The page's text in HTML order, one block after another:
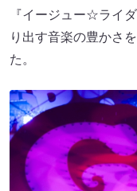
『イージュー☆ライ
り出す音楽の豊かさ
た。